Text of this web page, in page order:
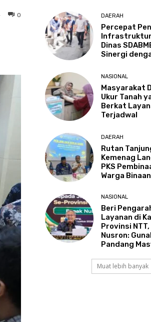
0 DAERAH
Percepat
Infrastruktur
Dinas
Sinergi
NASIONAL
Masyarakat
Ukur Tanah
Berkat
Terjadwal
DAERAH
Rutan
Kemenag
PKS
Warga Binaan
NASIONAL
Beri
Layanan di
Provinsi
Nusron:
Pandang
Muat lebih banyak